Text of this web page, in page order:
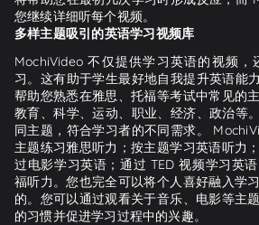
您继续详细听每个视频。
多样主题吸引的英语学习视频库
MochiVideo 不仅提供学习英语的视频，
习。这有助于学生最好地自我提升英语能
帮助您熟悉在雅思、托福等考试中常见的
教育、科学、运动、职业、经济、政治等
同主题，符合学习者的不同需求。
主题练习雅思听力；按主题学习英语听力
过电影学习英语；通过 TED 视频学习英
福听力。您也完全可以将个人喜好融入学
的。您可以通过观看关于音乐、电影等主
的习惯并促进学习过程中的兴趣。